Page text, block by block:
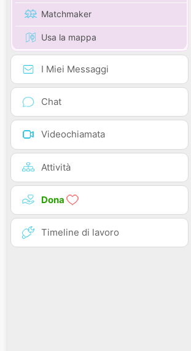
Matchmaker
Usa la mappa
I Miei Messaggi
Chat
Videochiamata
Attività
Dona
Timeline di lavoro